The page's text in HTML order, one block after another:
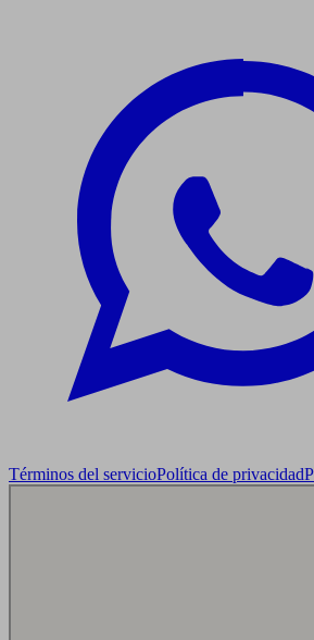
Términos del servicioPolítica de privacidad